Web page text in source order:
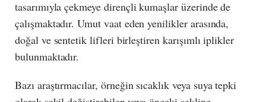
tasarımıyla çekmeye dirençli kumaşlar üzerinde de
çalışmaktadır. Umut vaat eden yenilikler arasında,
doğal ve sentetik lifleri birleştiren karışımlı iplikler
bulunmaktadır.
Bazı araştırmacılar, örneğin sıcaklık veya suya tepki